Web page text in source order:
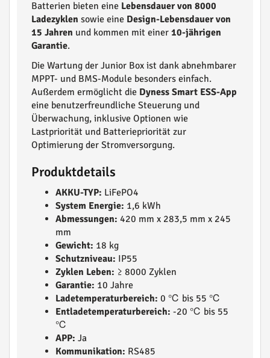
Batterien bieten eine Lebensdauer von 8000
Ladezyklen sowie eine Design-Lebensdauer von
15 Jahren und kommen mit einer 10-jährigen
Garantie.
Die Wartung der Junior Box ist dank abnehmbarer
MPPT- und BMS-Module besonders einfach.
Außerdem ermöglicht die Dyness Smart ESS-App
eine benutzerfreundliche Steuerung und
Überwachung, inklusive Optionen wie
Lastpriorität und Batteriepriorität zur
Optimierung der Stromversorgung.
Produktdetails
AKKU-TYP: LiFePO4
System Energie: 1,6 kWh
Abmessungen: 420 mm x 283,5 mm x 245
mm
Gewicht: 18 kg
Schutzniveau: IP55
Zyklen Leben: ≥ 8000 Zyklen
Garantie: 10 Jahre
Ladetemperaturbereich: 0 ℃ bis 55 ℃
Entladetemperaturbereich: -20 ℃ bis 55
℃
APP: Ja
Kommunikation: RS485